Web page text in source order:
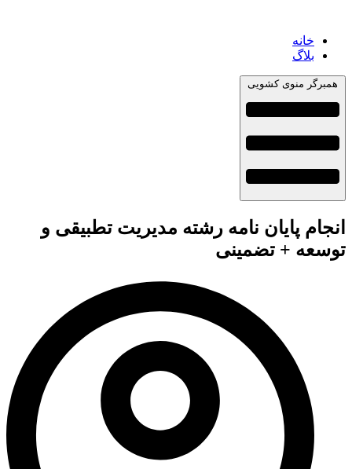
خانه
بلاگ
همبرگر منوی کشویی
انجام پایان نامه رشته مدیریت تطبیقی و
توسعه + تضمینی